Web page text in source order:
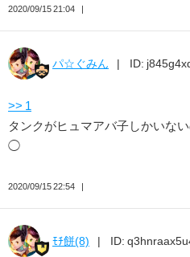
2020/09/15 21:04
パ☆ぐみん ID:
>> 1
タンクがヒュマアバ子しかいない
◯
2020/09/15 22:54
ﾓﾁ餅(8) ID: